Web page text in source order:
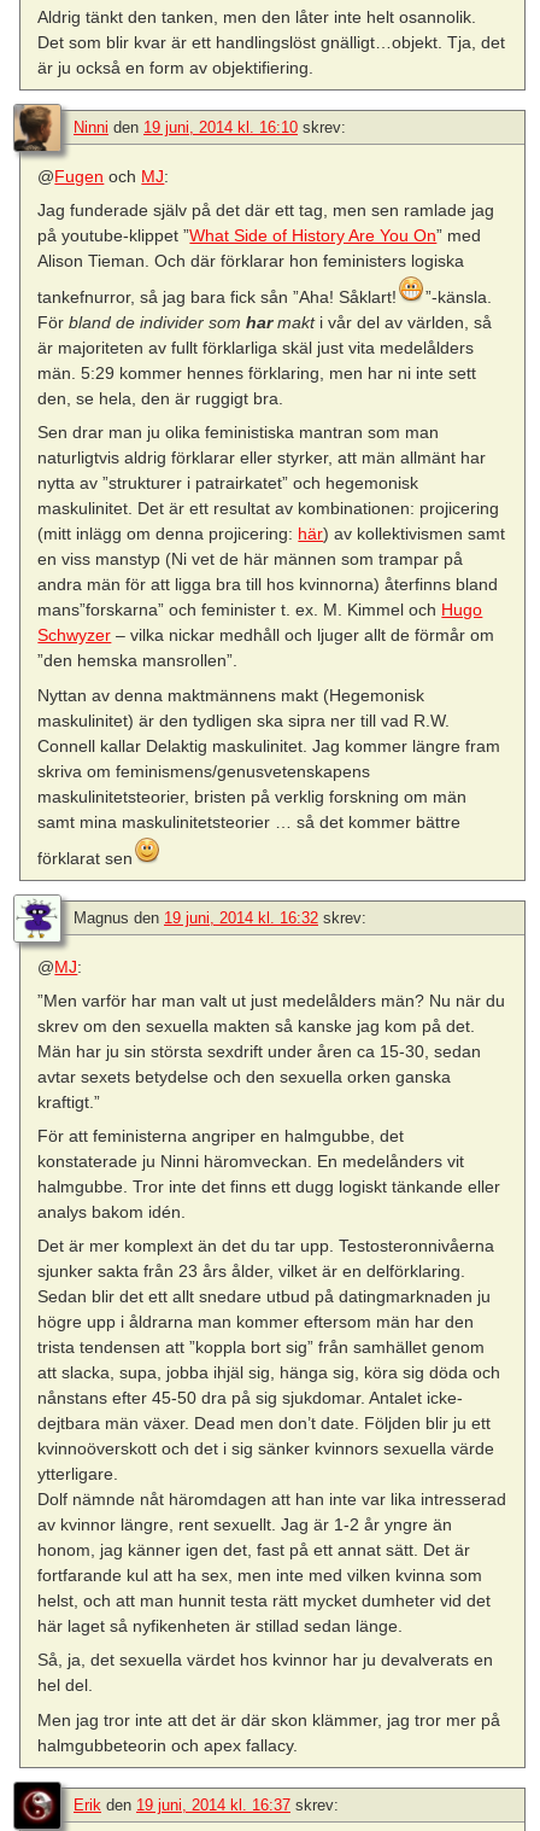
Aldrig tänkt den tanken, men den låter inte helt osannolik.
Det som blir kvar är ett handlingslöst gnälligt…objekt. Tja, det
är ju också en form av objektifiering.
Ninni den 19 juni, 2014 kl. 16:10 skrev:
@Fugen och MJ:
Jag funderade själv på det där ett tag, men sen ramlade jag
på youtube-klippet ”What Side of History Are You On” med
Alison Tieman. Och där förklarar hon feministers logiska
tankefnurror, så jag bara fick sån ”Aha! Såklart!
”-känsla.
Förbland de individer somharmakti vår del av världen, så
är majoriteten av fullt förklarliga skäl just vita medelålders
män. 5:29 kommer hennes förklaring, men har ni inte sett
den, se hela, den är ruggigt bra.
Sen drar man ju olika feministiska mantran som man
naturligtvis aldrig förklarar eller styrker, att män allmänt har
nytta av ”strukturer i patrairkatet” och hegemonisk
maskulinitet. Det är ett resultat av kombinationen: projicering
(mitt inlägg om denna projicering: här) av kollektivismen samt
en viss manstyp (Ni vet de här männen som trampar på
andra män för att ligga bra till hos kvinnorna) återfinns bland
mans”forskarna” och feminister t. ex. M. Kimmel och Hugo
Schwyzer – vilka nickar medhåll och ljuger allt de förmår om
”den hemska mansrollen”.
Nyttan av denna maktmännens makt (Hegemonisk
maskulinitet) är den tydligen ska sipra ner till vad R.W.
Connell kallar Delaktig maskulinitet. Jag kommer längre fram
skriva om feminismens/genusvetenskapens
maskulinitetsteorier, bristen på verklig forskning om män
samt mina maskulinitetsteorier … så det kommer bättre
förklarat sen
Magnus den 19 juni, 2014 kl. 16:32 skrev:
@MJ:
”Men varför har man valt ut just medelålders män? Nu när du
skrev om den sexuella makten så kanske jag kom på det.
Män har ju sin största sexdrift under åren ca 15-30, sedan
avtar sexets betydelse och den sexuella orken ganska
kraftigt.”
För att feministerna angriper en halmgubbe, det
konstaterade ju Ninni häromveckan. En medelånders vit
halmgubbe. Tror inte det finns ett dugg logiskt tänkande eller
analys bakom idén.
Det är mer komplext än det du tar upp. Testosteronnivåerna
sjunker sakta från 23 års ålder, vilket är en delförklaring.
Sedan blir det ett allt snedare utbud på datingmarknaden ju
högre upp i åldrarna man kommer eftersom män har den
trista tendensen att ”koppla bort sig” från samhället genom
att slacka, supa, jobba ihjäl sig, hänga sig, köra sig döda och
nånstans efter 45-50 dra på sig sjukdomar. Antalet icke-
dejtbara män växer. Dead men don’t date. Följden blir ju ett
kvinnoöverskott och det i sig sänker kvinnors sexuella värde
ytterligare.
Dolf nämnde nåt häromdagen att han inte var lika intresserad
av kvinnor längre, rent sexuellt. Jag är 1-2 år yngre än
honom, jag känner igen det, fast på ett annat sätt. Det är
fortfarande kul att ha sex, men inte med vilken kvinna som
helst, och att man hunnit testa rätt mycket dumheter vid det
här laget så nyfikenheten är stillad sedan länge.
Så, ja, det sexuella värdet hos kvinnor har ju devalverats en
hel del.
Men jag tror inte att det är där skon klämmer, jag tror mer på
halmgubbeteorin och apex fallacy.
Erik den 19 juni, 2014 kl. 16:37 skrev: